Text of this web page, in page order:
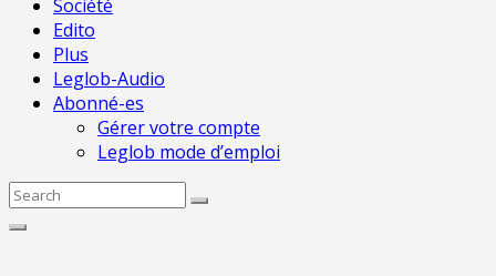
Société
Edito
Plus
Leglob-Audio
Abonné-es
Gérer votre compte
Leglob mode d’emploi
Search